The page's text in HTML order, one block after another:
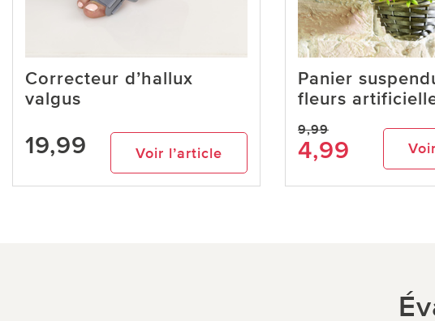
Correcteur d’hallux
valgus
19,99 Voir l’article
Panier
fleurs
9,99
4,99